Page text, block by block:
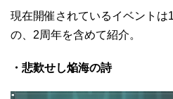
現在開催されているイベントは
の、2周年を含めて紹介。
・悲歎せし焔海の詩